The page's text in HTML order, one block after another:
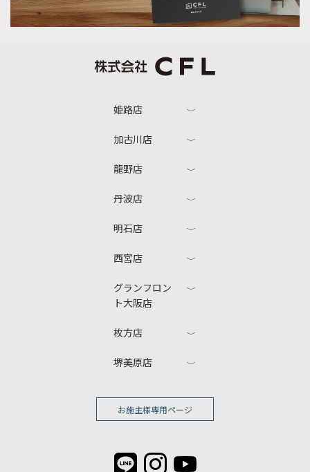
姫路店
加古川店
龍野店
丹波店
明石店
西宮店
グランフロン
ト大阪店
枚方店
堺美原店
お施主様専用ページ